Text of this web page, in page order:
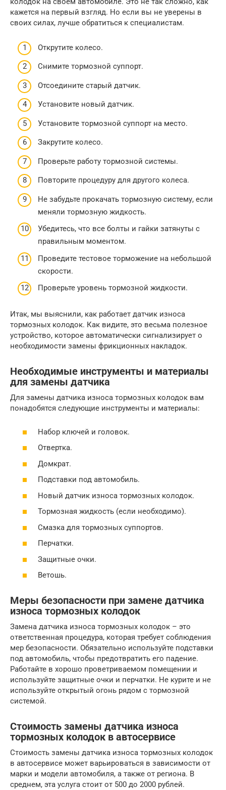
кажется на первый взгляд. Но если вы не уверены в
своих силах, лучше обратиться к специалистам.
Открутите колесо.
Снимите тормозной суппорт.
Отсоедините старый датчик.
Установите новый датчик.
Установите тормозной суппорт на место.
Закрутите колесо.
Проверьте работу тормозной системы.
Повторите процедуру для другого колеса.
Не забудьте прокачать тормозную систему, если
меняли тормозную жидкость.
Убедитесь, что все болты и гайки затянуты с
правильным моментом.
Проведите тестовое торможение на небольшой
скорости.
Проверьте уровень тормозной жидкости.
Итак, мы выяснили, как работает датчик износа
тормозных колодок. Как видите, это весьма полезное
устройство, которое автоматически сигнализирует о
необходимости замены фрикционных накладок.
Необходимые инструменты и материалы
для замены датчика
Для замены датчика износа тормозных колодок вам
понадобятся следующие инструменты и материалы:
Набор ключей и головок.
Отвертка.
Домкрат.
Подставки под автомобиль.
Новый датчик износа тормозных колодок.
Тормозная жидкость (если необходимо).
Смазка для тормозных суппортов.
Перчатки.
Защитные очки.
Ветошь.
Меры безопасности при замене датчика
износа тормозных колодок
Замена датчика износа тормозных колодок – это
ответственная процедура, которая требует соблюдения
мер безопасности. Обязательно используйте подставки
под автомобиль, чтобы предотвратить его падение.
Работайте в хорошо проветриваемом помещении и
используйте защитные очки и перчатки. Не курите и не
используйте открытый огонь рядом с тормозной
системой.
Стоимость замены датчика износа
тормозных колодок в автосервисе
Стоимость замены датчика износа тормозных колодок
в автосервисе может варьироваться в зависимости от
марки и модели автомобиля, а также от региона. В
среднем, эта услуга стоит от 500 до 2000 рублей.